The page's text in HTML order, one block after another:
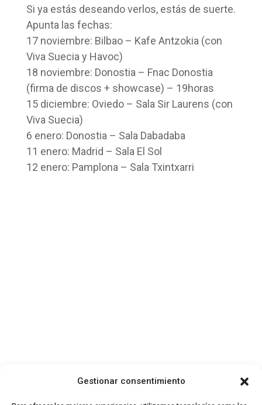
Gestionar consentimiento
Si ya estás deseando verlos, estás de suerte.
Apunta las fechas:
17 noviembre: Bilbao – Kafe Antzokia (con
Viva Suecia y Havoc)
18 noviembre: Donostia – Fnac Donostia
(firma de discos + showcase) – 19horas
15 diciembre: Oviedo – Sala Sir Laurens (con
Viva Suecia)
6 enero: Donostia – Sala Dabadaba
11 enero: Madrid – Sala El Sol
12 enero: Pamplona – Sala Txintxarri